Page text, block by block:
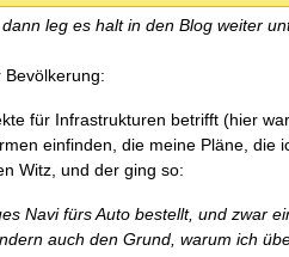
leg es halt in den Blog weiter
für Infrastrukturen betrifft (hier
einfinden, die meine Pläne,
Witz, und der ging so:
Navi fürs Auto bestellt, und zwar
auch den Grund, warum ich